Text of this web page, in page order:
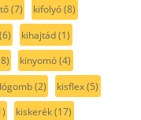
(7) kifolyó(8)
(6) kihajtád(1)
kinyomó(4)
(2) kisflex(5)
kiskerék(17)